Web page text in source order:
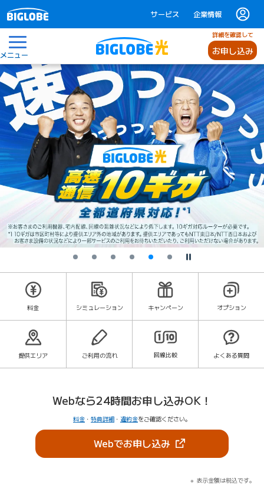
サービス 企業情報
メニュー
詳細を確認して
お申し込み
停止
料金 シミュレーション キャンペーン オプション
提供エリア ご利用の流れ 回線比較 よくある質問
Webなら24時間お申し込みOK！
料金 ・ 特典詳細 ・ 違約金をご確認ください。
Webでお申し込み（新しいタブで開き
表示金額は税込です。